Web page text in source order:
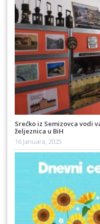
Srećko iz Semizovca vodi
željeznica u BiH
16 Januara, 2025